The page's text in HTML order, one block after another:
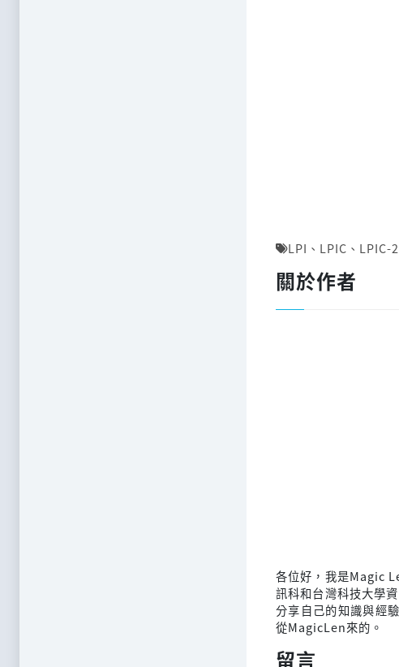
LPI 、 LPIC 、 LPIC-2
關於作者
各位好，我是Magic
訊科和台灣科技大學
分享自己的知識與經
從MagicLen來的。
留言